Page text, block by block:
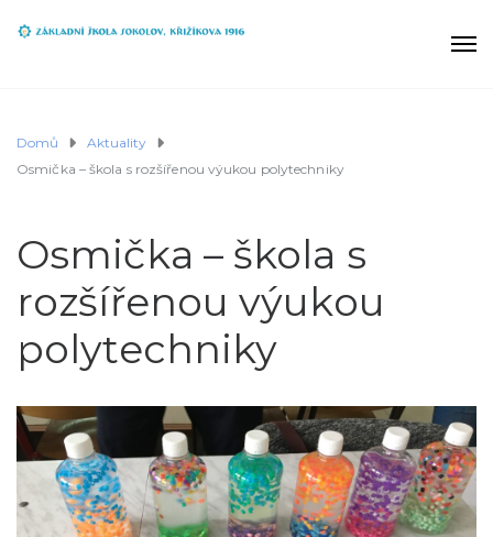
Domů
Aktuality
Osmička – škola s rozšířenou výukou polytechniky
Osmička – škola s
rozšířenou výukou
polytechniky